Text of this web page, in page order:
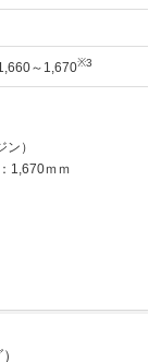
～1,670※3
）
1,670ｍｍ